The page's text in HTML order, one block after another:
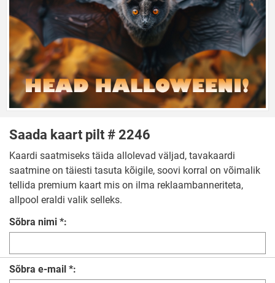
Saada kaart pilt # 2246
Kaardi saatmiseks täida allolevad väljad, tavakaardi
saatmine on täiesti tasuta kõigile, soovi korral on võimalik
tellida premium kaart mis on ilma reklaambanneriteta,
allpool eraldi valik selleks.
Sõbra nimi *:
Sõbra e-mail *: